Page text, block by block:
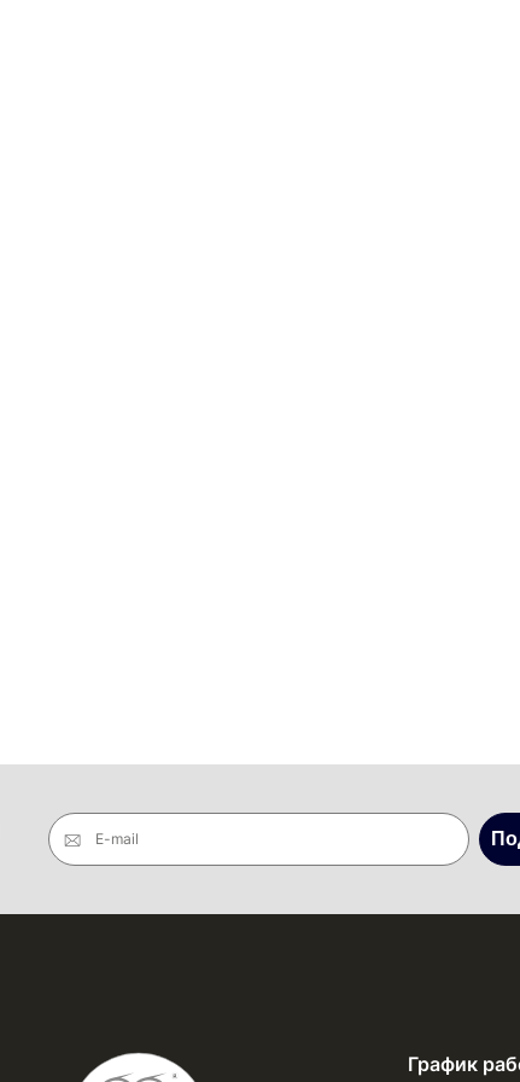
E-mail
График